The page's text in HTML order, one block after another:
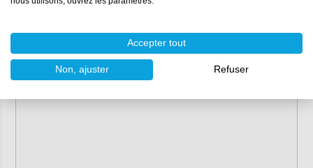
Accepter tout
Non, ajuster Refuser